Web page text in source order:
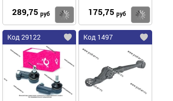
289,75 руб Купить
175,75 руб
Код 29122 Код 1497